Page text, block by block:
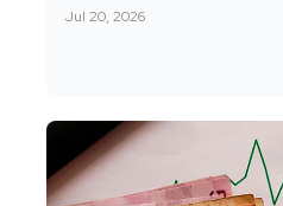
Jul 20, 2026